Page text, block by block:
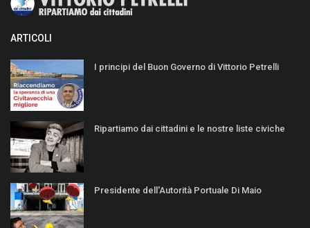
ARTICOLI
I principi del Buon Governo di Vittorio Petrelli
Ripartiamo dai cittadini e le nostre liste civiche
Presidente dell'Autorità Portuale Di Maio